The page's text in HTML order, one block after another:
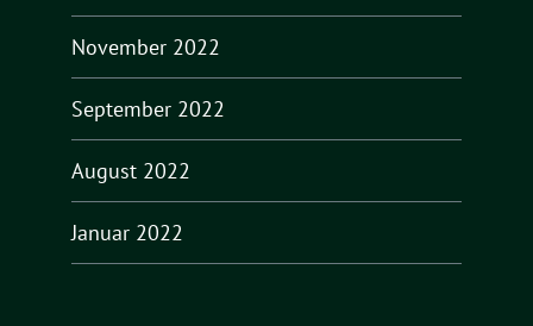
November 2022
September 2022
August 2022
Januar 2022